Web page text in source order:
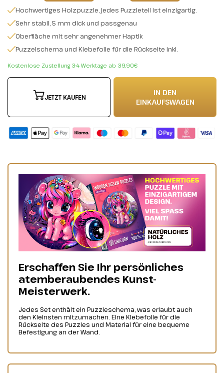
Hochwertiges Holzpuzzle, jedes Puzzleteil ist einzigartig.
Sehr stabil, 5 mm dick und passgenau
Oberfläche mit sehr angenehmer Haptik
Puzzelschema und Klebefolie für die Rückseite inkl.
Kostenlose Zustellung 3-4 Werktage ab 39,90€
JETZT KAUFEN
IN DEN
EINKAUFSWAGEN
Erschaffen Sie Ihr persönliches
atemberaubendes Kunst-
Meisterwerk.
Jedes Set enthält ein Puzzleschema, was erlaubt auch
den Kleinsten mitzumachen. Eine Klebefolie für die
Rückseite des Puzzles und Material für eine bequeme
Befestigung an der Wand.